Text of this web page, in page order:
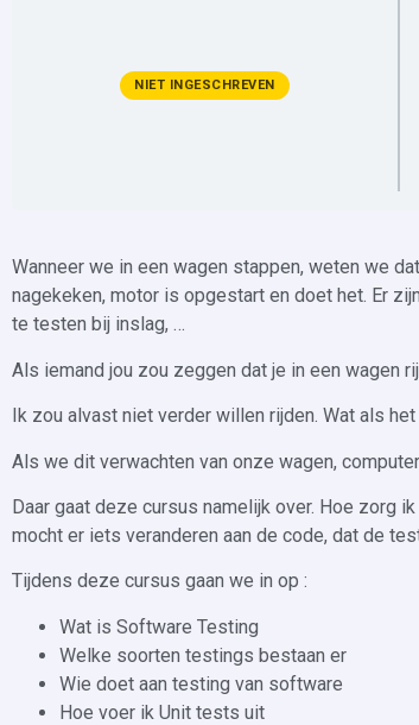
NIET INGESCHREVEN
Wanneer we in een wagen stappen, weten we
nagekeken, motor is opgestart en doet het. Er
te testen bij inslag, …
Als iemand jou zou zeggen dat je in een wagen
Ik zou alvast niet verder willen rijden. Wat als
Als we dit verwachten van onze wagen,
Daar gaat deze cursus namelijk over. Hoe zorg
mocht er iets veranderen aan de code, dat de
Tijdens deze cursus gaan we in op :
Wat is Software Testing
Welke soorten testings bestaan er
Wie doet aan testing van software
Hoe voer ik Unit tests uit